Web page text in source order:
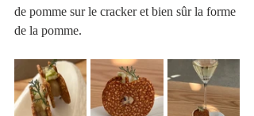
de pomme sur le cracker et bien sûr la forme
de la pomme.